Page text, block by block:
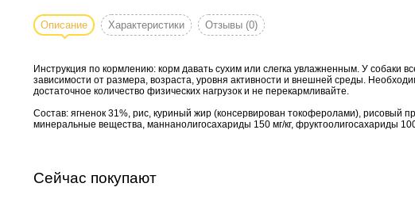
Описание Характеристики Отзывы (0)
Инструкция по кормлению: корм давать сухим или слегка увлажненным. У собаки
зависимости от размера, возраста, уровня активности и внешней среды.
достаточное количество физических нагрузок и не перекармливайте.
Состав: ягненок 31%, рис, куриный жир (консервирован токоферолами), рисовый
минеральные вещества, маннанолигосахариды 150 мг/кг, фруктоолигосахариды
Сейчас покупают